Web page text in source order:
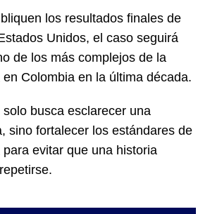
los resultados finales de
Unidos, el caso seguirá
de los más complejos de la
Colombia en la última década.
busca esclarecer una
sino fortalecer los estándares de
evitar que una historia